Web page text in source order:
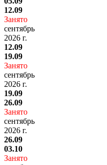
12.09
Занято
сентябрь
2026 г.
12.09
19.09
Занято
сентябрь
2026 г.
19.09
26.09
Занято
сентябрь
2026 г.
26.09
03.10
Занято